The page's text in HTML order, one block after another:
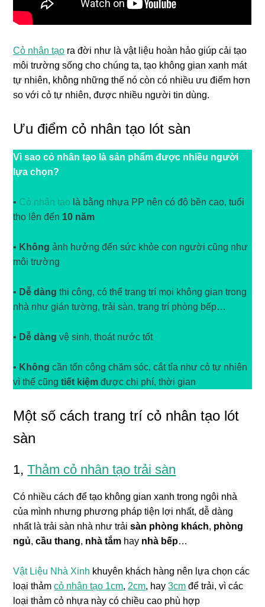
Cỏ nhân tạo ra đời như là vật liệu hoàn hảo giúp cải tạo
môi trường sống cho chúng ta, tạo không gian xanh mát
tự nhiên, không những thế nó còn có nhiều ưu điểm hơn
so với cỏ tự nhiên, được nhiều người tin dùng.
Ưu điểm cỏ nhân tạo lót sàn
Vì sao cỏ nhân tạo là sản phẩm được nhiều người
lựa chọn?
• Cỏ nhân tạo là bằng nhựa PP nên có độ bền cao, tuổi
thọ lên đến 10 năm
• Không ảnh hưởng đến sức khỏe con người cũng như
môi trường
• Dễ dàng thi công, có thể trang trí mọi không gian trong
nhà như gián tường, trải sàn, trang trí phòng bếp…
• Dễ dàng vệ sinh, thoát nước tốt
• Khôngcần tốn công chăm sóc, cắt tỉa như cỏ tự nhiên
vì thế cũngtiết kiệm được chi phí, thời gian
Một số cách trang trí cỏ nhân tạo lót
sàn
1,Thảm cỏ nhân tạo trải sàn
Có nhiều cách để tạo không gian xanh trong ngôi nhà
của mình nhưng phương pháp tiện lợi nhất, dễ dàng
nhất là trải sàn nhà như trảisàn phòng khách, phòng
ngủ,cầu thang, nhà tắm hay nhà bếp…
Vật Liệu Nhà Xinh khuyên khách hàng nên lựa chọn các
loại thảmcỏ nhân tạo 1cm, 2cm, hay3cm để trải, vì các
loại thảm cỏ nhựa này có chiều cao phù hợp